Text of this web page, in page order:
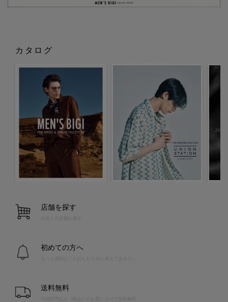
カタログ
店舗を探す
お近くの店舗を探す
初めての方へ
送料無料
10,000円以上（税込）のお買い上げで送料無料